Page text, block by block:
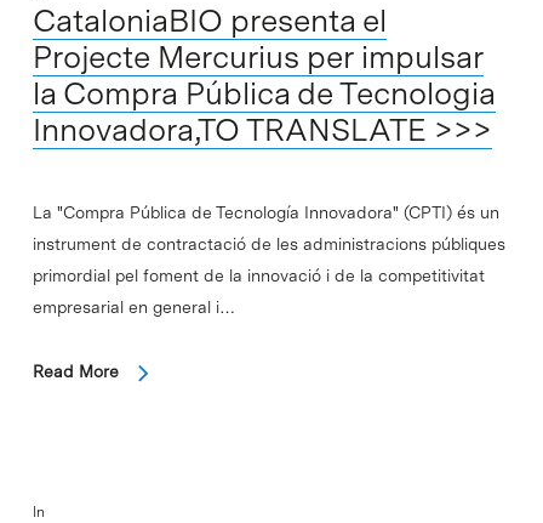
CataloniaBIO presenta el
Projecte Mercurius per impulsar
la Compra Pública de Tecnologia
Innovadora,TO TRANSLATE >>>
La "Compra Pública de Tecnología Innovadora" (CPTI) és un
instrument de contractació de les administracions públiques
primordial pel foment de la innovació i de la competitivitat
empresarial en general i…
Read More
In